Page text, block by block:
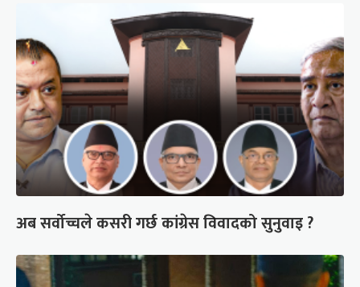
अब सर्वोच्चले कसरी गर्छ कांग्रेस विवादको सुनुवाइ ?